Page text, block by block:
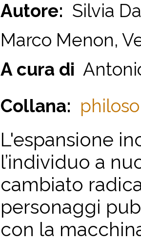
Autore: Silvia
Marco Menon,
A cura di
Collana:
L'espansione
l’individuo a
cambiato
personaggi
con la